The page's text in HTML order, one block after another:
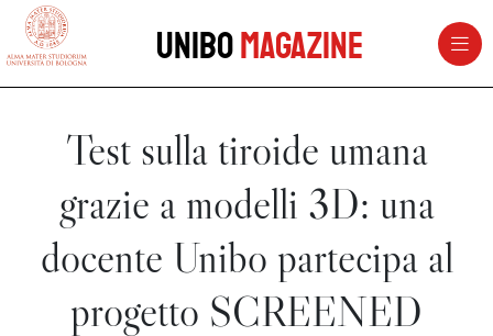
vai al contenuto della pagina
UniboMagazine
Test sulla tiroide umana
grazie a modelli 3D: una
docente Unibo partecipa al
progetto SCREENED